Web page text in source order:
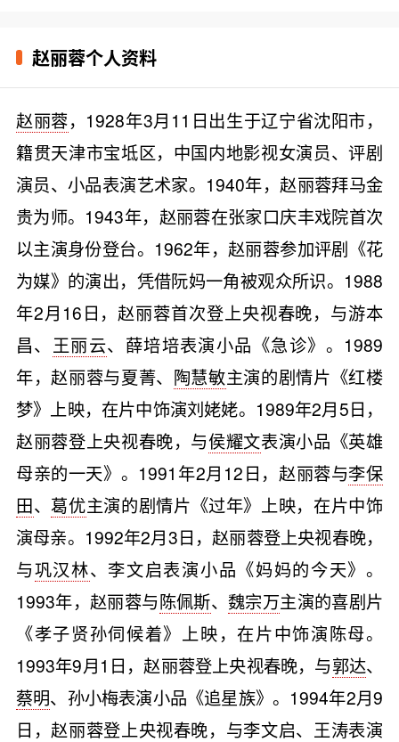
赵丽蓉个人资料
赵丽蓉，1928年3月11日出生于辽宁省沈阳市，
籍贯天津市宝坻区，中国内地影视女演员、评剧
演员、小品表演艺术家。1940年，赵丽蓉拜马金
贵为师。1943年，赵丽蓉在张家口庆丰戏院首次
以主演身份登台。1962年，赵丽蓉参加评剧《花
为媒》的演出，凭借阮妈一角被观众所识。1988
年2月16日，赵丽蓉首次登上央视春晚，与游本
昌、 王丽云、薛培培表演小品《急诊》。1989
年，赵丽蓉与夏菁、 陶慧敏主演的剧情片《红楼
梦》上映，在片中饰演刘姥姥。1989年2月5日，
赵丽蓉登上央视春晚，与侯耀文表演小品《英雄
母亲的一天》。1991年2月12日，赵丽蓉与李保
田、葛优主演的剧情片《过年》上映，在片中饰
演母亲。1992年2月3日，赵丽蓉登上央视春晚，
与巩汉林、李文启表演小品《妈妈的今天》。
1993年，赵丽蓉与陈佩斯、魏宗万主演的喜剧片
《孝子贤孙伺候着》上映，在片中饰演陈母。
1993年9月1日，赵丽蓉登上央视春晚，与郭达、
蔡明、孙小梅表演小品《追星族》。1994年2月9
日，赵丽蓉登上央视春晚，与李文启、王涛表演